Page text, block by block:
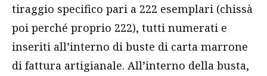
tiraggio specifico pari a 222 esemplari (chissà
poi perché proprio 222), tutti numerati e
inseriti all’interno di buste di carta marrone
di fattura artigianale. All’interno della busta,